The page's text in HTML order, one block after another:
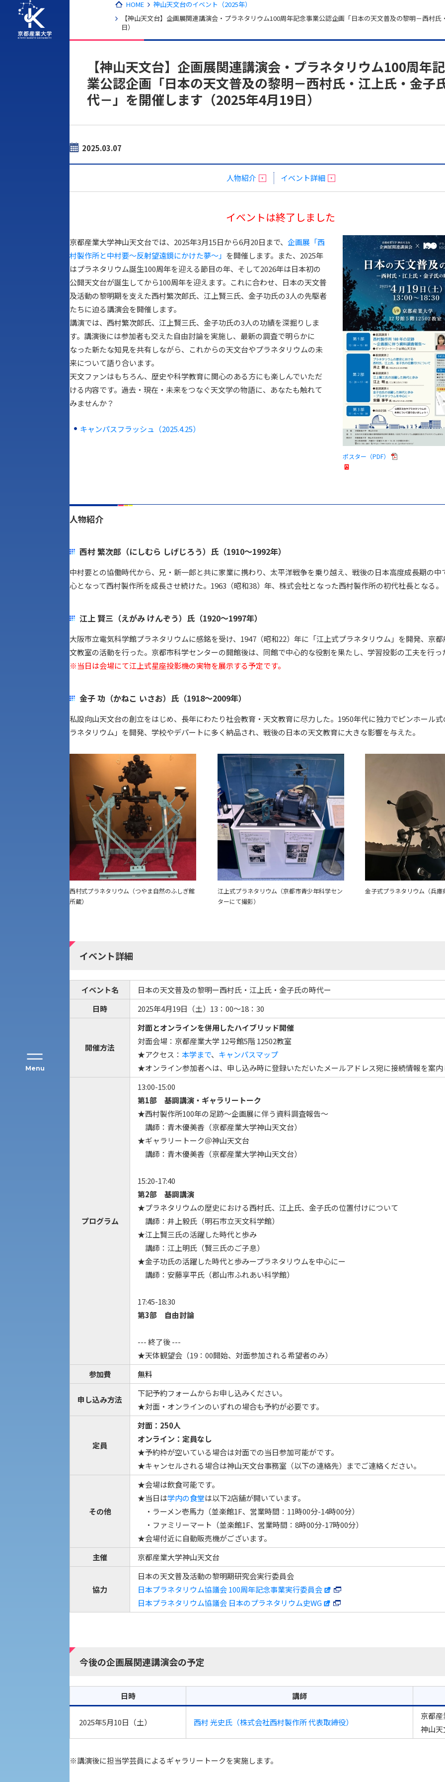
Menu
入学試験要項・出願書類
KSU-EAP（正課外活動プログラム）
植物科学研究センター
HOME
神山天文台のイベント（2025年）
【神山天文台】企画展関連講演会・プラネタリウム100周年記念事業公認企画「日本の天文普及の黎明－西村
日）
【神山天文台】企画展関連講演会・プラネタリウム100周年
業公認企画「日本の天文普及の黎明－西村氏・江上氏・金子
代－」を開催します（2025年4月19日）
2025.03.07
人物紹介 イベント詳細
イベントは終了しました
ポスター（PDF）
京都産業大学神山天文台では、2025年3月15日から6月20日まで、 企画展「西
村製作所と中村要〜反射望遠鏡にかけた夢〜」 を開催します。また、2025年
はプラネタリウム誕生100周年を迎える節目の年、そして2026年は日本初の
公開天文台が誕生してから100周年を迎えます。これに合わせ、日本の天文普
及活動の黎明期を支えた西村繁次郎氏、江上賢三氏、金子功氏の3人の先駆者
たちに迫る講演会を開催します。
講演では、西村繁次郎氏、江上賢三氏、金子功氏の3人の功績を深掘りしま
す。講演後には参加者も交えた自由討論を実施し、最新の調査で明らかに
なった新たな知見を共有しながら、これからの天文台やプラネタリウムの未
来について語り合います。
天文ファンはもちろん、歴史や科学教育に関心のある方にも楽しんでいただ
ける内容です。過去・現在・未来をつなぐ天文学の物語に、あなたも触れて
みませんか？
キャンパスフラッシュ（2025.4.25）
人物紹介
西村 繁次郎（にしむら しげじろう）氏（1910～1992年）
中村要との協働時代から、兄・新一郎と共に家業に携わり、太平洋戦争を乗り越え、戦後の日本高度成長期の中
心となって西村製作所を成長させ続けた。1963（昭和38）年、株式会社となった西村製作所の初代社長となる。
江上 賢三（えがみ けんぞう）氏（1920～1997年）
大阪市立電気科学館プラネタリウムに感銘を受け、1947（昭和22）年に「江上式プラネタリウム」を開発、京
文教室の活動を行った。京都市科学センターの開館後は、同館で中心的な役割を果たし、学習投影の工夫を行っ
※当日は会場にて江上式星座投影機の実物を展示する予定です。
金子 功（かねこ いさお）氏（1918～2009年）
私設向山天文台の創立をはじめ、長年にわたり社会教育・天文教育に尽力した。1950年代に独力でピンホール
ラネタリウム」を開発、学校やデパートに多く納品され、戦後の日本の天文教育に大きな影響を与えた。
西村式プラネタリウム（つやま自然のふしぎ館
所蔵）
江上式プラネタリウム（京都市青少年科学セン
ターにて撮影）
金子式プラネタリウム（兵庫
イベント詳細
イベント名
日本の天文普及の黎明ー西村氏・江上氏・金子氏の時代ー
日時
2025年4月19日（土）13：00～18：30
開催方法
対面とオンラインを併用したハイブリッド開催
対面会場：京都産業大学 12号館5階 12502教室
★アクセス： 本学まで、 キャンパスマップ
★オンライン参加者へは、申し込み時に登録いただいたメールアドレス宛に接続情報を案内
プログラム
13:00-15:00
第1部 基調講演・ギャラリートーク
★西村製作所100年の足跡～企画展に伴う資料調査報告～
講師：青木優美香（京都産業大学神山天文台）
★ギャラリートーク＠神山天文台
講師：青木優美香（京都産業大学神山天文台）
15:20-17:40
第2部 基調講演
★プラネタリウムの歴史における西村氏、江上氏、金子氏の位置付けについて
講師：井上毅氏（明石市立天文科学館）
★江上賢三氏の活躍した時代と歩み
講師：江上明氏（賢三氏のご子息）
★金子功氏の活躍した時代と歩みープラネタリウムを中心にー
講師：安藤享平氏（郡山市ふれあい科学館）
17:45-18:30
第3部 自由討論
--- 終了後 ---
★天体観望会（19：00開始、対面参加される希望者のみ）
参加費
無料
申し込み方法
下記予約フォームからお申し込みください。
★対面・オンラインのいずれの場合も予約が必要です。
定員
対面：250人
オンライン：定員なし
★予約枠が空いている場合は対面での当日参加可能がです。
★キャンセルされる場合は神山天文台事務室（以下の連絡先）までご連絡ください。
その他
★会場は飲食可能です。
★当日は学内の食堂は以下2店舗が開いています。
・ラーメン壱馬力（並楽館1F、営業時間：11時00分-14時00分）
・ファミリーマート（並楽館1F、営業時間：8時00分-17時00分）
★会場付近に自動販売機がございます。
主催
京都産業大学神山天文台
協力
日本の天文普及活動の黎明期研究会実行委員会
日本プラネタリウム協議会 100周年記念事業実行委員会
日本プラネタリウム協議会 日本のプラネタリウム史WG
今後の企画展関連講演会の予定
日時 講師
2025年5月10日（土） 西村 光史氏（株式会社西村製作所 代表取締役）
京都
神山天
※講演後に担当学芸員によるギャラリートークを実施します。